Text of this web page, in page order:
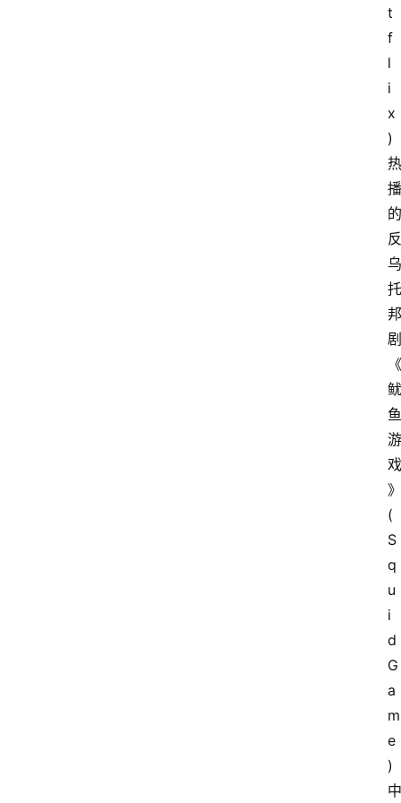
t
f
l
i
x
)
热
播
的
反
乌
托
邦
剧
《
鱿
鱼
游
戏
》
(
S
q
u
i
d
G
a
m
e
)
中